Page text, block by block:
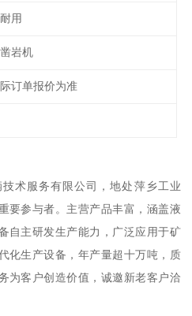
用
岩机
订单报价为准
术服务有限公司，地处萍乡工业
要参与者。主营产品丰富，涵盖液
自主研发生产能力，广泛应用于矿
化生产设备，年产量超十万吨，质
为客户创造价值，诚邀新老客户洽